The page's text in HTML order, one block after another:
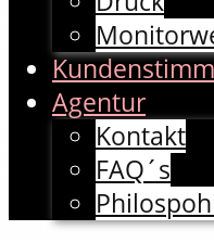
Agentur
Kontakt
FAQ´s